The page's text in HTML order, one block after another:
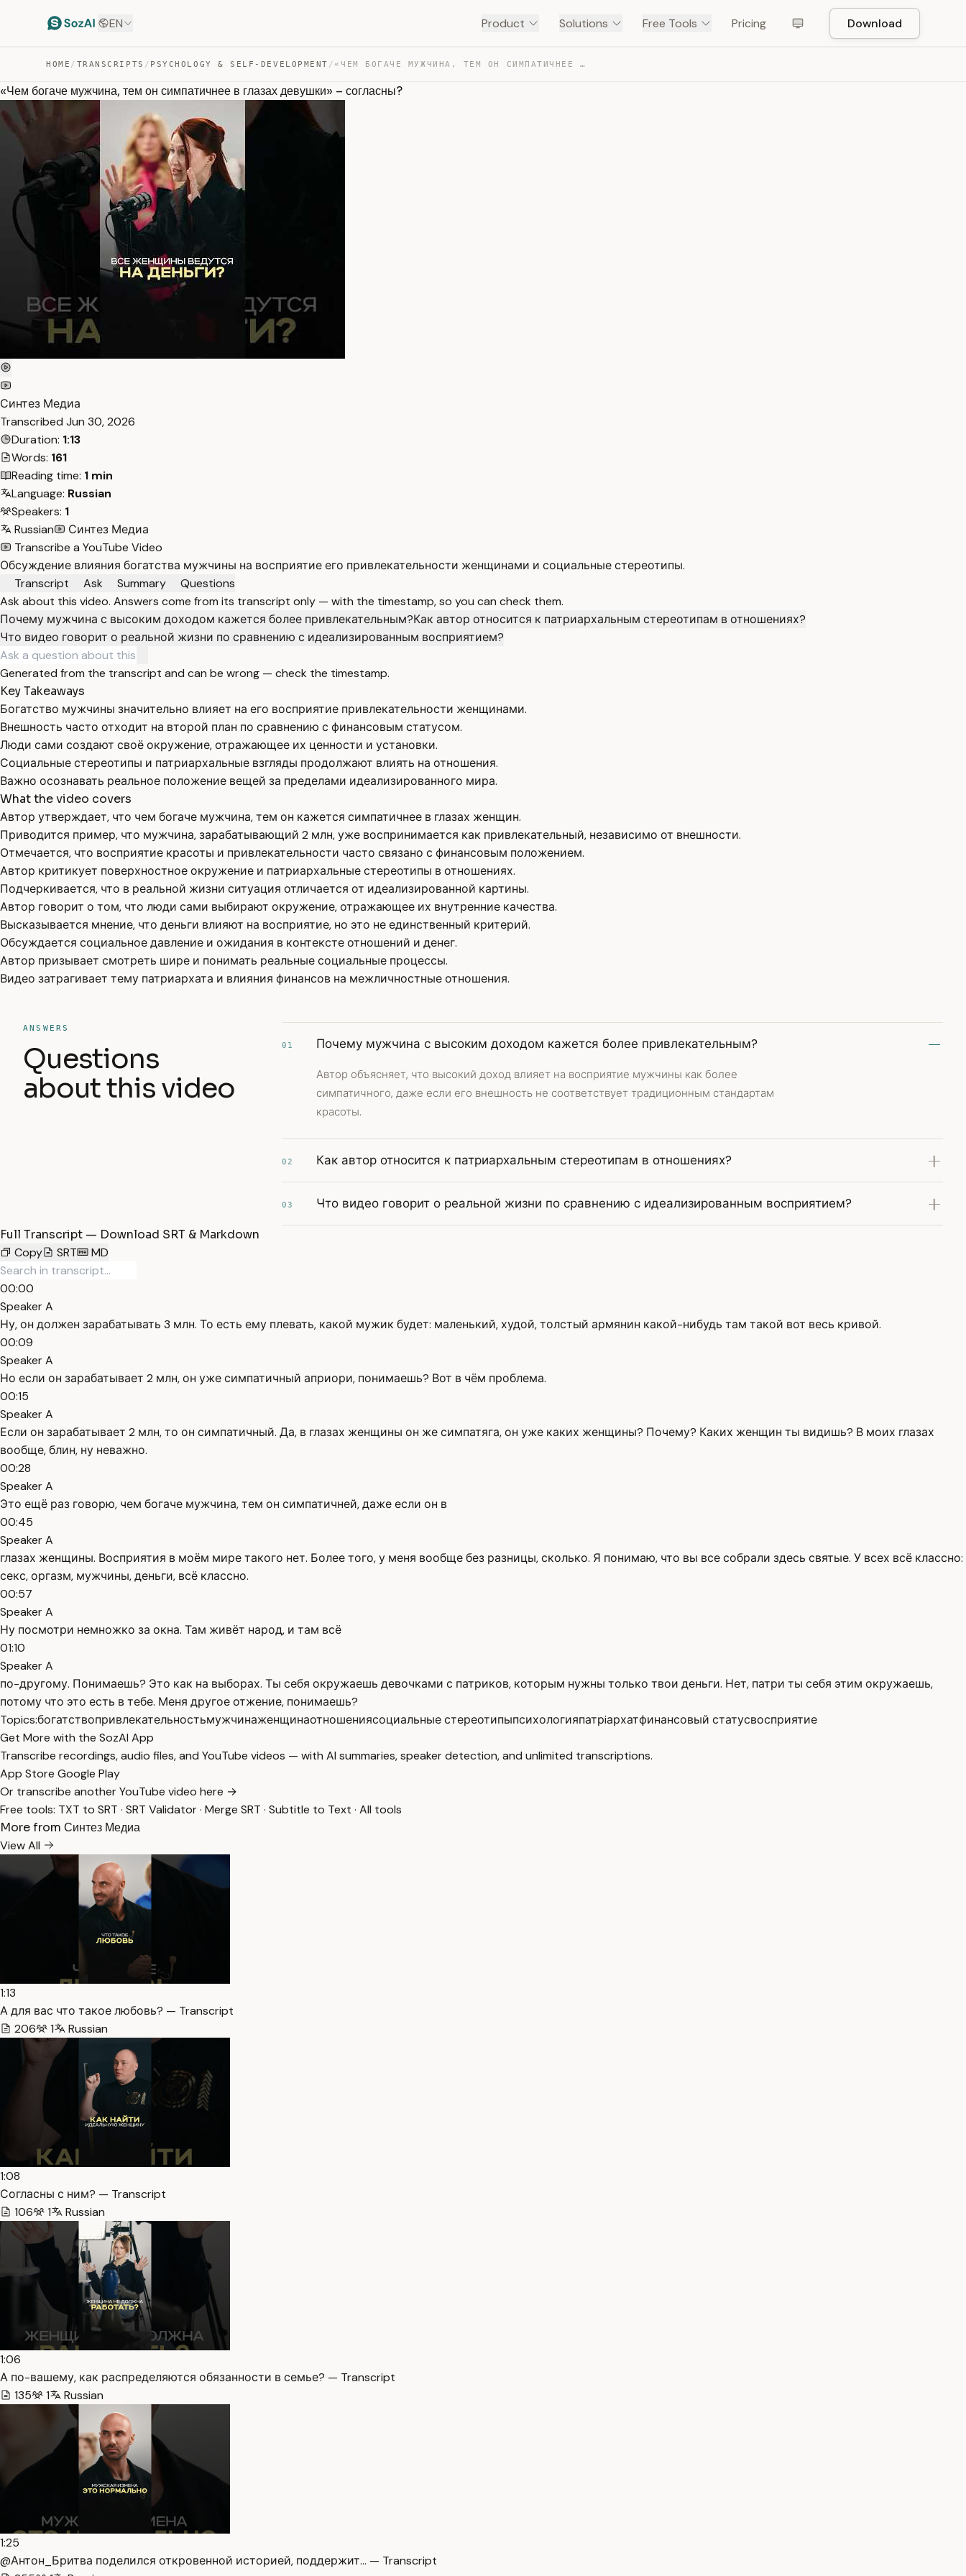
EN Product Solutions Free Tools Pricing Download
HOME / TRANSCRIPTS / PSYCHOLOGY & SELF-DEVELOPMENT / «ЧЕМ БОГАЧЕ МУЖЧИНА, ТЕМ ОН СИМПАТИЧНЕЕ В ГЛАЗАХ ДЕВУШК… — TRANSCRIPT
«Чем богаче мужчина, тем он симпатичнее в глазах девушки» – согласны?
Синтез Медиа
Transcribed Jun 30, 2026
Duration: 1:13
Words: 161
Reading time: 1 min
Language: Russian
Speakers: 1
Russian
Синтез Медиа
Transcribe a YouTube Video
Обсуждение влияния богатства мужчины на восприятие его привлекательности женщинами и социальные стереотипы.
Transcript
Ask Summary
Questions
Ask about this video. Answers come from its transcript only — with the timestamp, so you can check them.
Почему мужчина с высоким доходом кажется более привлекательным?Как автор относится к патриархальным стереотипам в отношениях?
Что видео говорит о реальной жизни по сравнению с идеализированным восприятием?
Generated from the transcript and can be wrong — check the timestamp.
Key Takeaways
Богатство мужчины значительно влияет на его восприятие привлекательности женщинами.
Внешность часто отходит на второй план по сравнению с финансовым статусом.
Люди сами создают своё окружение, отражающее их ценности и установки.
Социальные стереотипы и патриархальные взгляды продолжают влиять на отношения.
Важно осознавать реальное положение вещей за пределами идеализированного мира.
What the video covers
Автор утверждает, что чем богаче мужчина, тем он кажется симпатичнее в глазах женщин.
Приводится пример, что мужчина, зарабатывающий 2 млн, уже воспринимается как привлекательный, независимо от внешности.
Отмечается, что восприятие красоты и привлекательности часто связано с финансовым положением.
Автор критикует поверхностное окружение и патриархальные стереотипы в отношениях.
Подчеркивается, что в реальной жизни ситуация отличается от идеализированной картины.
Автор говорит о том, что люди сами выбирают окружение, отражающее их внутренние качества.
Высказывается мнение, что деньги влияют на восприятие, но это не единственный критерий.
Обсуждается социальное давление и ожидания в контексте отношений и денег.
Автор призывает смотреть шире и понимать реальные социальные процессы.
Видео затрагивает тему патриархата и влияния финансов на межличностные отношения.
ANSWERS
Questions
about this video
01 Почему мужчина с высоким доходом кажется более привлекательным?
Автор объясняет, что высокий доход влияет на восприятие мужчины как более
симпатичного, даже если его внешность не соответствует традиционным стандартам
красоты.
02 Как автор относится к патриархальным стереотипам в отношениях?
03 Что видео говорит о реальной жизни по сравнению с идеализированным восприятием?
Full Transcript — Download SRT & Markdown
Copy
SRT MD
00:00
Speaker A
Ну, он должен зарабатывать 3 млн. То есть ему плевать, какой мужик будет: маленький, худой, толстый армянин какой-нибудь там такой вот весь кривой.
00:09
Speaker A
Но если он зарабатывает 2 млн, он уже симпатичный априори, понимаешь? Вот в чём проблема.
00:15
Speaker A
Если он зарабатывает 2 млн, то он симпатичный. Да, в глазах женщины он же симпатяга, он уже каких женщины? Почему? Каких женщин ты видишь? В моих глазах
вообще, блин, ну неважно.
00:28
Speaker A
Это ещё раз говорю, чем богаче мужчина, тем он симпатичней, даже если он в
00:45
Speaker A
глазах женщины. Восприятия в моём мире такого нет. Более того, у меня вообще без разницы, сколько. Я понимаю, что вы все собрали здесь святые. У всех всё классно:
секс, оргазм, мужчины, деньги, всё классно.
00:57
Speaker A
Ну посмотри немножко за окна. Там живёт народ, и там всё
01:10
Speaker A
по-другому. Понимаешь? Это как на выборах. Ты себя окружаешь девочками с патриков, которым нужны только твои деньги. Нет, патри ты себя этим окружаешь,
потому что это есть в тебе. Меня другое отжение, понимаешь?
Topics:богатствопривлекательностьмужчинаженщинаотношениясоциальные стереотипыпсихологияпатрiархатфинансовый статусвосприятие
Get More with the SozAI App
Transcribe recordings, audio files, and YouTube videos — with AI summaries, speaker detection, and unlimited transcriptions.
App Store Google Play
Or transcribe another YouTube video here →
Free tools: TXT to SRT · SRT Validator· Merge SRT · Subtitle to Text · All tools
More from Синтез Медиа
View All
1:13
А для вас что такое любовь? — Transcript
206
1 Russian
1:08
Согласны с ним? — Transcript
106
1 Russian
1:06
А по-вашему, как распределяются обязанности в семье? — Transcript
135
1 Russian
1:25
@Антон_Бритва поделился откровенной историей, поддержит… — Transcript